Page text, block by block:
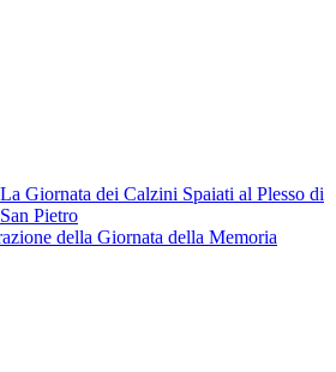
La Giornata dei Calzini Spaiati al Plesso di
San Pietro
della Giornata della Memoria